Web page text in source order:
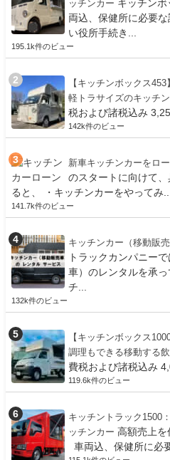
ッチンカー キッチン
両込、保健所に必要
い役所手続き...
195.1k件のビュー
【キッチンボックス
軽トラサイズのキッチ
税および諸税込み
142k件のビュー
新車キッチンカーをロ
のスタートに向けて
ると、 ・キッチンカーをやってみ...
141.7k件のビュー
キッチンカー（移動販
トラックカンパニー
車）のレンタルを承
チ...
132k件のビュー
【キッチンボックス
調理もできる移動する
費税および諸税込み
119.6k件のビュー
キッチントラック1500
ッチンカー 高額売上を
車両込、保健所に必